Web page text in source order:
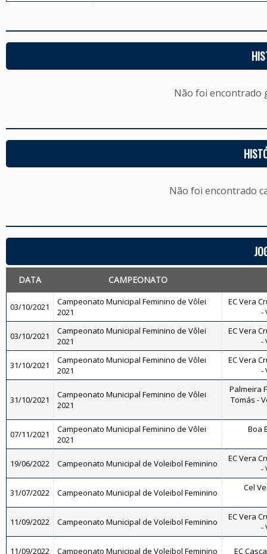
Não foi encontrado
Não foi encontrado
DATA CAMPEONATO
03/10/2021
Campeonato Municipal Feminino de Vôlei
2021
EC Vera
-
03/10/2021
Campeonato Municipal Feminino de Vôlei
2021
EC Vera
-
31/10/2021
Campeonato Municipal Feminino de Vôlei
2021
EC Vera
-
31/10/2021
Campeonato Municipal Feminino de Vôlei
2021
Palmeira
Tomás -
07/11/2021
Campeonato Municipal Feminino de Vôlei
2021
Boa
19/06/2022 Campeonato Municipal de Voleibol Feminino
EC Vera
-
31/07/2022 Campeonato Municipal de Voleibol Feminino Cel
11/09/2022 Campeonato Municipal de Voleibol Feminino
EC Vera
-
11/09/2022 Campeonato Municipal de Voleibol Feminino EC